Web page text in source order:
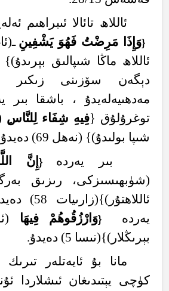
ئاللاھ تائالا ئىبراھىم
{و َإِذَ ا مر ِضْت فَهُو يشفين
دېگەن سۆزىنى زىكىر
مەدھىيەلەيدۇ ، باشقا بىر
توغرۇلۇق {فيهِ شفاء للناس
شىپا بولىدۇ)} (نەھل 69) دەيدۇ.
بىر يەردە { ن الل
(شۈبھىسىزكى، رىزىق
يەردە
{و ارزقوهُم فيهَا
بېرىڭلار)}(نىسا 5) دەيدۇ.
مانا بۇ ئايەتلەر تىرىك
كۈچى يېتىدىغان ئىشلاردا